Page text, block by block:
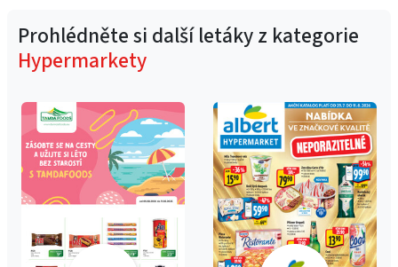
Prohlédněte si další letáky z kategorie
Hypermarkety